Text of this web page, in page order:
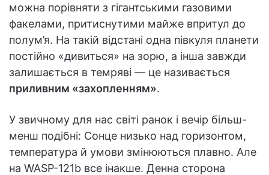
можна порівняти з гігантськими газовими
факелами, притиснутими майже впритул до
полум’я. На такій відстані одна півкуля планети
постійно «дивиться» на зорю, а інша завжди
залишається в темряві — це називається
приливним «захопленням».
У звичному для нас світі ранок і вечір більш-
менш подібні: Сонце низько над горизонтом,
температура й умови змінюються плавно. Але
на WASP-121b все інакше. Денна сторона